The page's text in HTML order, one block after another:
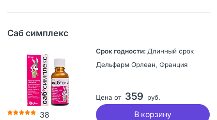
Саб симплекс
38
Длинный срок
Дельфарм Орлеан, Франция
Цена от 359 руб.
В корзину